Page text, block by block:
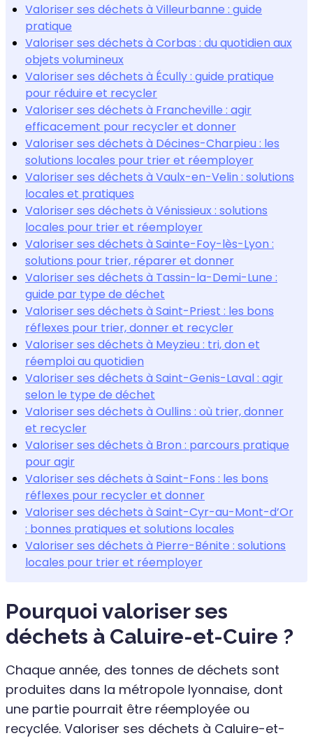
Valoriser ses déchets à Villeurbanne : guide
pratique
Valoriser ses déchets à Corbas : du quotidien aux
objets volumineux
Valoriser ses déchets à Écully : guide pratique
pour réduire et recycler
Valoriser ses déchets à Francheville : agir
efficacement pour recycler et donner
Valoriser ses déchets à Décines-Charpieu : les
solutions locales pour trier et réemployer
Valoriser ses déchets à Vaulx-en-Velin : solutions
locales et pratiques
Valoriser ses déchets à Vénissieux : solutions
locales pour trier et réemployer
Valoriser ses déchets à Sainte-Foy-lès-Lyon :
solutions pour trier, réparer et donner
Valoriser ses déchets à Tassin-la-Demi-Lune :
guide par type de déchet
Valoriser ses déchets à Saint-Priest : les bons
réflexes pour trier, donner et recycler
Valoriser ses déchets à Meyzieu : tri, don et
réemploi au quotidien
Valoriser ses déchets à Saint-Genis-Laval : agir
selon le type de déchet
Valoriser ses déchets à Oullins : où trier, donner
et recycler
Valoriser ses déchets à Bron : parcours pratique
pour agir
Valoriser ses déchets à Saint-Fons : les bons
réflexes pour recycler et donner
Valoriser ses déchets à Saint-Cyr-au-Mont-d’Or
: bonnes pratiques et solutions locales
Valoriser ses déchets à Pierre-Bénite : solutions
locales pour trier et réemployer
Pourquoi valoriser ses
déchets à Caluire-et-Cuire ?
Chaque année, des tonnes de déchets sont
produites dans la métropole lyonnaise, dont
une partie pourrait être réemployée ou
recyclée. Valoriser ses déchets à Caluire-et-